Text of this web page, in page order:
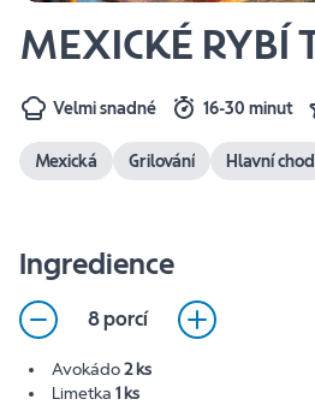
MEXICKÉ RYBÍ
Velmi snadné 16-30 minut
Mexická Grilování Hlavní chod
Ingredience
8 porcí
Avokádo2 ks
Limetka 1 ks